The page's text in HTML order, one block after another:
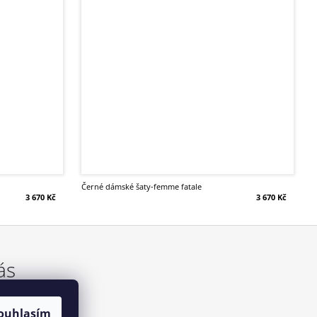
3 670 Kč
černé dámské šaty-femme fatale
3 670 Kč